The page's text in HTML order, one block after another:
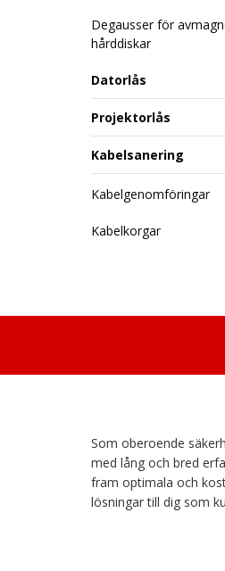
Degausser för
hårddiskar
Datorlås
Projektorlås
Kabelsanering
Kabelgenomföringar
Kabelkorgar
Som oberoende
med lång och bred
fram optimala och
lösningar till dig som